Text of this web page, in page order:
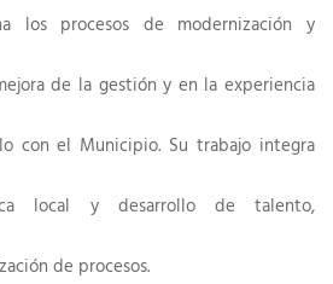
los procesos de modernización y
de la gestión y en la experiencia
con el Municipio. Su trabajo integra
local y desarrollo de talento,
de procesos.